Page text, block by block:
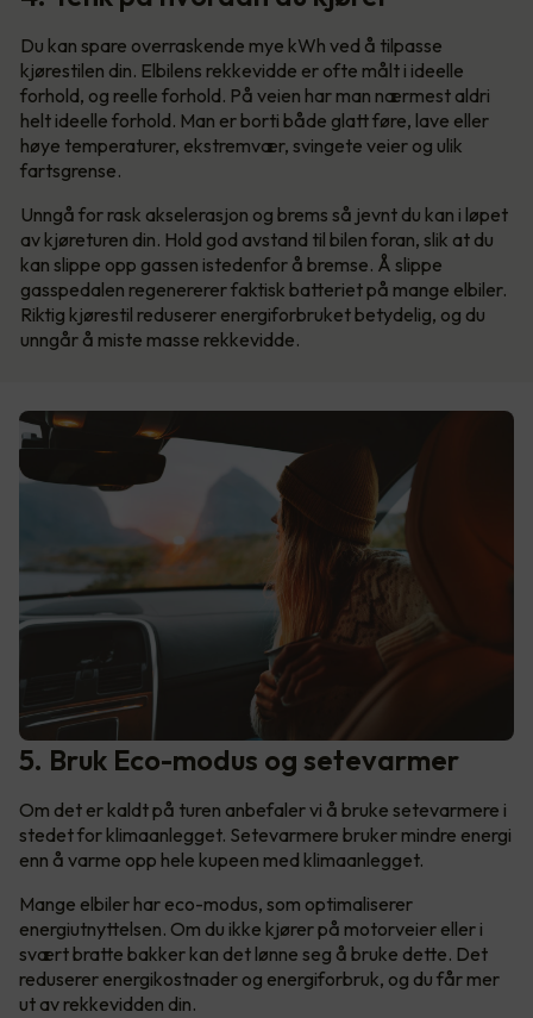
Du kan spare overraskende mye kWh ved å tilpasse
kjørestilen din. Elbilens rekkevidde er ofte målt i ideelle
forhold, og reelle forhold. På veien har man nærmest aldri
helt ideelle forhold. Man er borti både glatt føre, lave eller
høye temperaturer, ekstremvær, svingete veier og ulik
fartsgrense.
Unngå for rask akselerasjon og brems så jevnt du kan i løpet
av kjøreturen din. Hold god avstand til bilen foran, slik at du
kan slippe opp gassen istedenfor å bremse. Å slippe
gasspedalen regenererer faktisk batteriet på mange elbiler.
Riktig kjørestil reduserer energiforbruket betydelig, og du
unngår å miste masse rekkevidde.
5. Bruk Eco-modus og setevarmer
Om det er kaldt på turen anbefaler vi å bruke setevarmere i
stedet for klimaanlegget. Setevarmere bruker mindre energi
enn å varme opp hele kupeen med klimaanlegget.
Mange elbiler har eco-modus, som optimaliserer
energiutnyttelsen. Om du ikke kjører på motorveier eller i
svært bratte bakker kan det lønne seg å bruke dette. Det
reduserer energikostnader og energiforbruk, og du får mer
ut av rekkevidden din.